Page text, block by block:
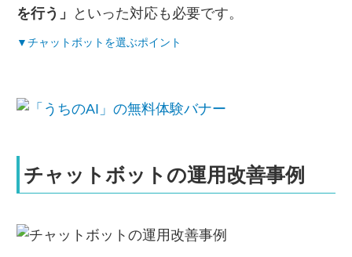
を行う」
といった対応も必要です。
▼チャットボットを選ぶポイント
チャットボットの運用改善事例